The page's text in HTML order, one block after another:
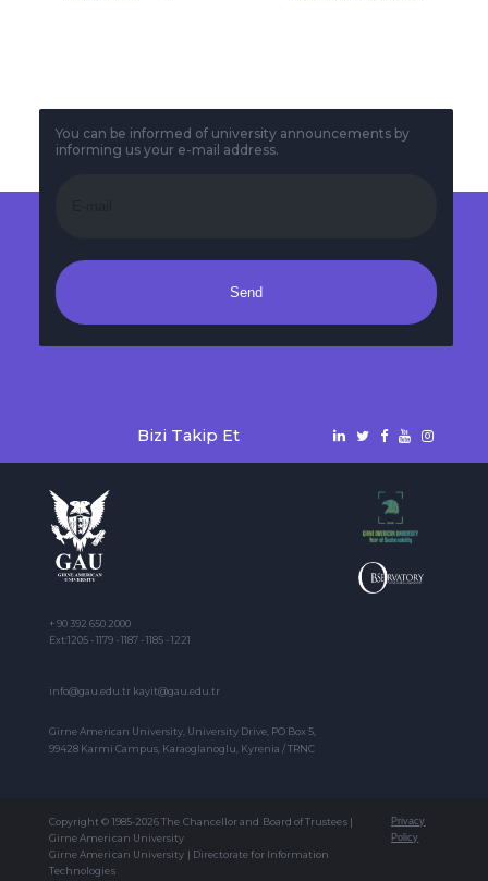
You can be informed of university announcements by
informing us your e-mail address.
Send
Bizi Takip Et
+ 90 392 650 2000
Ext:1205 - 1179 - 1187 - 1185 - 1221
info@gau.edu.tr kayit@gau.edu.tr
Girne American University, University Drive, PO Box 5,
99428 Karmi Campus, Karaoglanoglu, Kyrenia / TRNC
Copyright © 1985-2026 The Chancellor and Board of Trustees |
Girne American University
Girne American University | Directorate for Information
Technologies
Privacy
Policy